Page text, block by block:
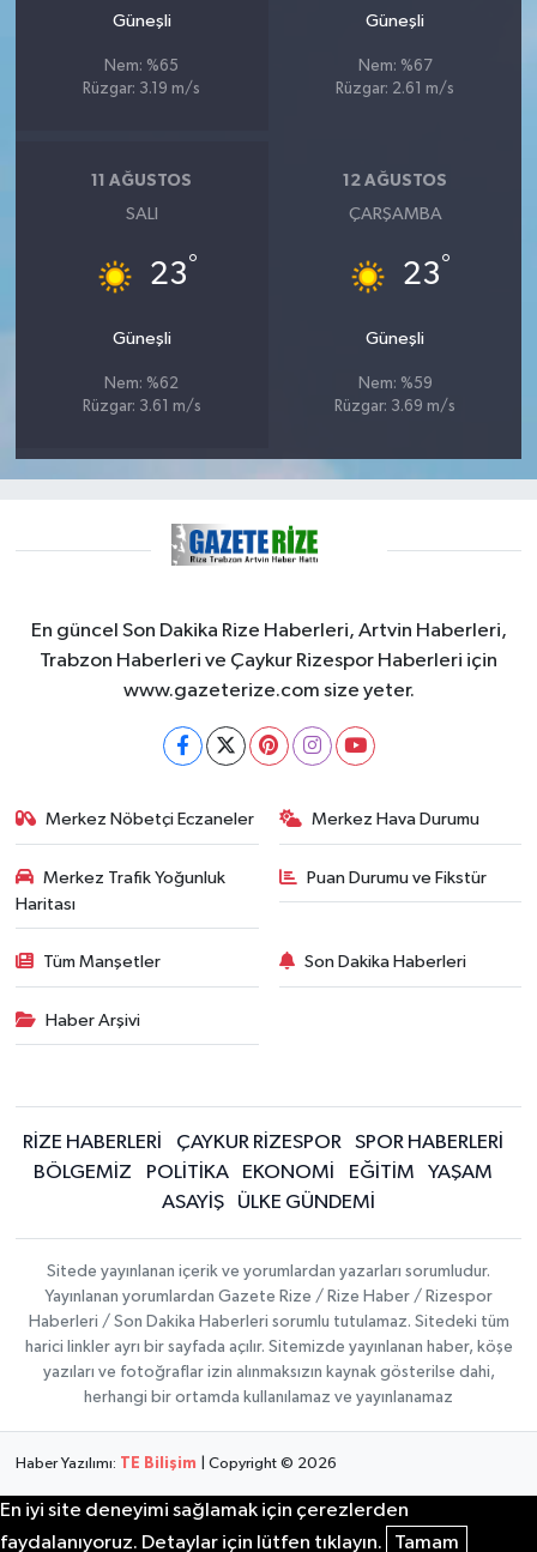
Güneşli
Nem: %65
Rüzgar: 3.19 m/s
Güneşli
Nem: %67
Rüzgar: 2.61 m/s
11 AĞUSTOS
SALI
23°
Güneşli
Nem: %62
Rüzgar: 3.61 m/s
12 AĞUSTOS
ÇARŞAMBA
23°
Güneşli
Nem: %59
Rüzgar: 3.69 m/s
En güncel Son Dakika Rize Haberleri, Artvin Haberleri,
Trabzon Haberleri ve Çaykur Rizespor Haberleri için
www.gazeterize.com size yeter.
Merkez Nöbetçi Eczaneler Merkez Hava Durumu
Merkez Trafik Yoğunluk
Haritası
Puan Durumu ve Fikstür
Tüm Manşetler Son Dakika Haberleri
Haber Arşivi
RİZE HABERLERİ ÇAYKUR RİZESPOR
SPOR HABERLERİ
BÖLGEMİZ
POLİTİKA EKONOMİ EĞİTİM
YAŞAM
ASAYİŞ
ÜLKE GÜNDEMİ
Sitede yayınlanan içerik ve yorumlardan yazarları sorumludur.
Yayınlanan yorumlardan Gazete Rize / Rize Haber / Rizespor
Haberleri / Son Dakika Haberleri sorumlu tutulamaz. Sitedeki tüm
harici linkler ayrı bir sayfada açılır. Sitemizde yayınlanan haber, köşe
yazıları ve fotoğraflar izin alınmaksızın kaynak gösterilse dahi,
herhangi bir ortamda kullanılamaz ve yayınlanamaz
Haber Yazılımı: TE Bilişim | Copyright © 2026
En iyi site deneyimi sağlamak için çerezlerden
faydalanıyoruz. Detaylar için lütfen tıklayın.
Tamam
YAŞAM
YEREL